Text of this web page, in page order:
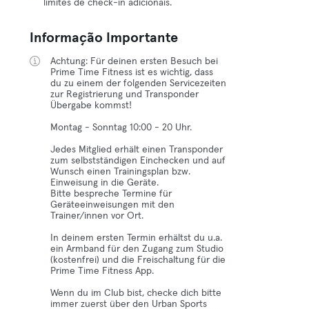
limites de check-in adicionais.
Informação Importante
Achtung: Für deinen ersten Besuch bei
Prime Time Fitness ist es wichtig, dass
du zu einem der folgenden Servicezeiten
zur Registrierung und Transponder
Übergabe kommst!
Montag - Sonntag 10:00 - 20 Uhr.
Jedes Mitglied erhält einen Transponder
zum selbstständigen Einchecken und auf
Wunsch einen Trainingsplan bzw.
Einweisung in die Geräte.
Bitte bespreche Termine für
Geräteeinweisungen mit den
Trainer/innen vor Ort.
In deinem ersten Termin erhältst du u.a.
ein Armband für den Zugang zum Studio
(kostenfrei) und die Freischaltung für die
Prime Time Fitness App.
Wenn du im Club bist, checke dich bitte
immer zuerst über den Urban Sports